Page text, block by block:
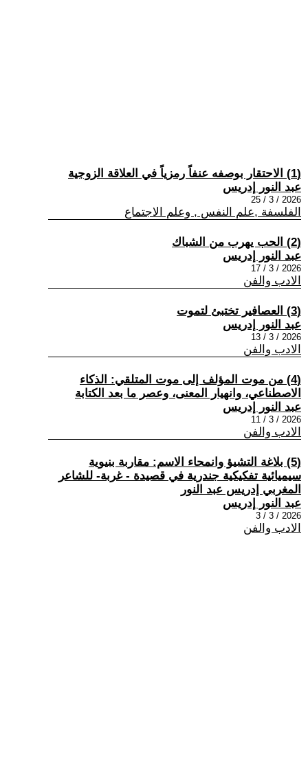
(1) الاحتقار بوصفه عنفاً رمزياً في العلاقة الزوجية
عبد النور إدريس
2026 / 3 / 25
الفلسفة ,علم النفس , وعلم الاجتماع
(2) الحب يهرب من الشباك
عبد النور إدريس
2026 / 3 / 17
الادب والفن
(3) العصافير تختبئ لتموت
عبد النور إدريس
2026 / 3 / 13
الادب والفن
(4) من موت المؤلف إلى موت المتلقي: الذكاء
الاصطناعي، وانهيار المعنى، وعصر ما بعد الكتابة
عبد النور إدريس
2026 / 3 / 11
الادب والفن
(5) بلاغة التشيؤ وانمحاء الاسم: مقاربة بنيوية
سيميائية تفكيكية جندرية في قصيدة - غربة- للشاعر
المغربي إدريس عبد النور
عبد النور إدريس
2026 / 3 / 3
الادب والفن